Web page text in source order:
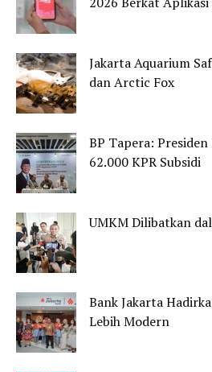
Jakarta Aquarium
dan Arctic Fox
BP Tapera:
62.000 KPR Subsidi
UMKM Dilibatkan
Bank Jakarta
Lebih Modern